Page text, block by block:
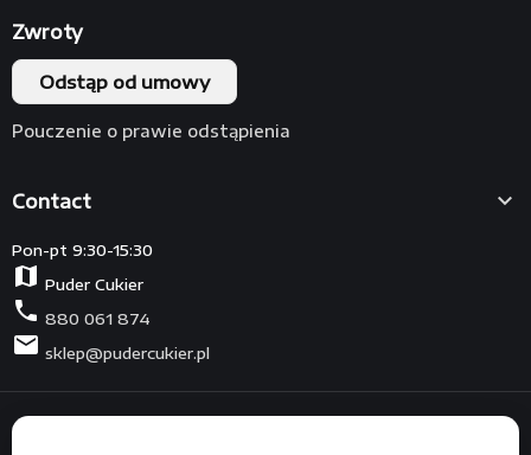
Contact 
Pon-pt 9:30-15:30
map Puder Cukier
phone 880 061 874
mail sklep@pudercukier.pl
Zwroty
Odstąp od umowy
Pouczenie o prawie odstąpienia